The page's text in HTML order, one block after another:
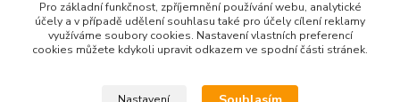
(Po-Pá - 9:00-17:00hod, So 8:00-12:00hod)
obchod@evterinka.cz
Pro základní funkčnost, zpříjemnění používání webu, analytické
účely a v případě udělení souhlasu také pro účely cílení reklamy
využíváme soubory cookies. Nastavení vlastních preferencí
cookies můžete kdykoli upravit odkazem ve spodní části stránek.